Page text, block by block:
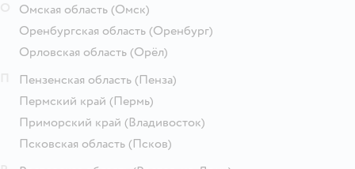
Омская область (Омск)
Оренбургская область (Оренбург)
Орловская область (Орёл)
Пензенская область (Пенза)
Пермский край (Пермь)
Приморский край (Владивосток)
Псковская область (Псков)